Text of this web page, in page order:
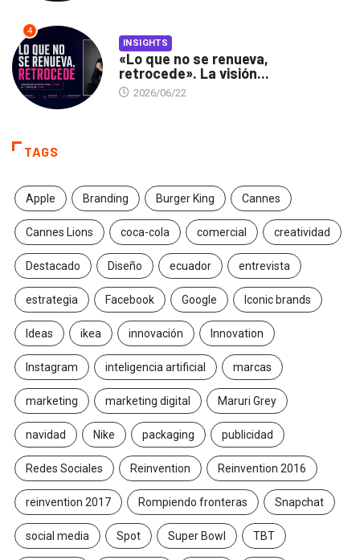
4
INSIGHTS
«Lo que no se renueva,
retrocede». La visión...
2026/06/22
TAGS
Apple Branding Burger King Cannes
Cannes Lions coca-cola comercial creatividad
Destacado Diseño ecuador entrevista
estrategia Facebook Google Iconic brands
Ideas ikea innovación Innovation
Instagram inteligencia artificial marcas
marketing marketing digital Maruri Grey
navidad Nike packaging publicidad
Redes Sociales Reinvention Reinvention 2016
reinvention 2017 Rompiendo fronteras Snapchat
social media Spot Super Bowl TBT